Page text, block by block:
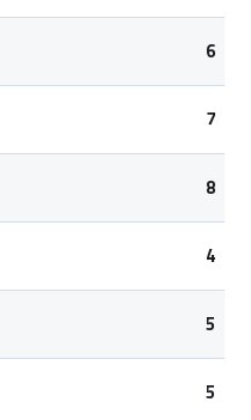
6
7
8
4
5
5